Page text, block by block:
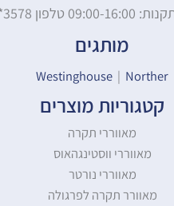
16:00 טלפון 3578*
מותגים
Westinghouse | Norther
קטגוריות מוצרים
מאווררי תקרה
מאווררי ווסטינגהאוס
מאווררי נורטר
מאוורר תקרה לפרגולה